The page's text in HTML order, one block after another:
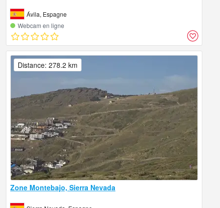
Ávila, Espagne
Webcam en ligne
Zone Montebajo, Sierra Nevada
Distance: 278.2 km